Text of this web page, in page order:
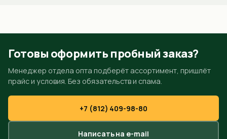
Готовы оформить пробный заказ?
Менеджер отдела опта подберёт ассортимент, пришлёт
прайс и условия. Без обязательств и спама.
+7 (812) 409-98-80
Написать на e-mail